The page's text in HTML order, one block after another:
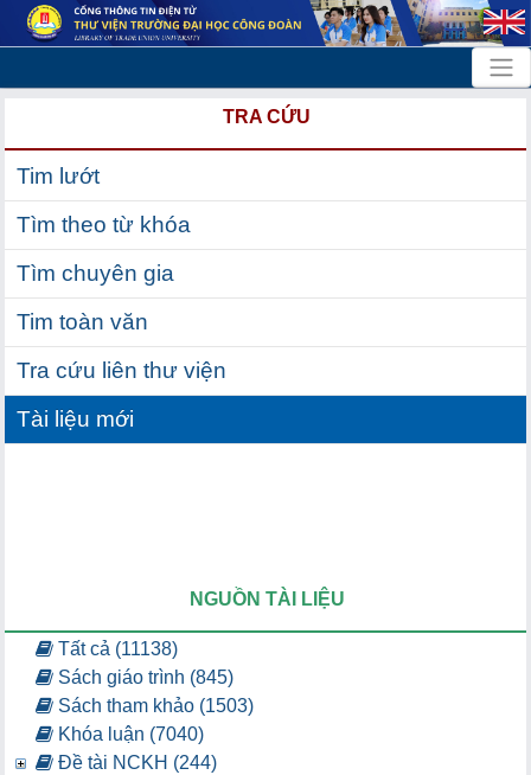
TRA CỨU
Tim lướt
Tìm theo từ khóa
Tìm chuyên gia
Tim toàn văn
Tra cứu liên thư viện
Tài liệu mới
NGUỒN TÀI LIỆU
Tất cả (11138)
Sách giáo trình (845)
Sách tham khảo (1503)
Khóa luận (7040)
Đề tài NCKH (244)